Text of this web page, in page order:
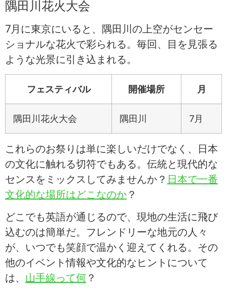
隅田川花火大会
7月に東京にいると、隅田川の上空がセンセー
ショナルな花火で彩られる。毎回、目を見張る
ような光景に引き込まれる。
フェスティバル 開催場所 月
隅田川花火大会 隅田川 7月
これらのお祭りは単に楽しいだけでなく、日本
の文化に触れる切符でもある。伝統と現代的な
センスをミックスしてみませんか？ 日本で一番
文化的な場所はどこなのか ？
どこでも英語が通じるので、現地の生活に飛び
込むのは簡単だ。フレンドリーな地元の人々
が、いつでも笑顔で温かく迎えてくれる。その
他のイベント情報や文化的なヒントについて
は、 山手線って何 ？